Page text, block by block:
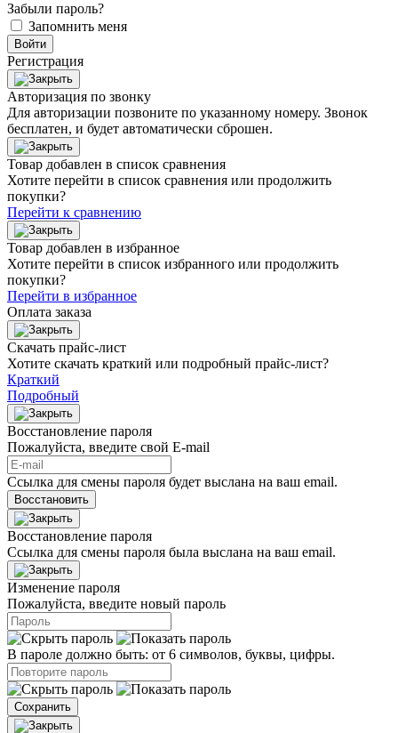
Забыли пароль?
Запомнить меня
Войти
Регистрация
Авторизация по звонку
Для авторизации позвоните по указанному номеру. Звонок
бесплатен, и будет автоматически сброшен.
Товар добавлен в список сравнения
Хотите перейти в список сравнения или продолжить
покупки?
Перейти к сравнению
Товар добавлен в избранное
Хотите перейти в список избранного или продолжить
покупки?
Перейти в избранное
Оплата заказа
Скачать прайс-лист
Хотите скачать краткий или подробный прайс-лист?
Краткий
Подробный
Восстановление пароля
Пожалуйста, введите свой E‑mail
Ссылка для смены пароля будет выслана на ваш email.
Восстановить
Восстановление пароля
Ссылка для смены пароля была выслана на ваш email.
Изменение пароля
Пожалуйста, введите новый пароль
В пароле должно быть: от 6 символов, буквы, цифры.
Сохранить